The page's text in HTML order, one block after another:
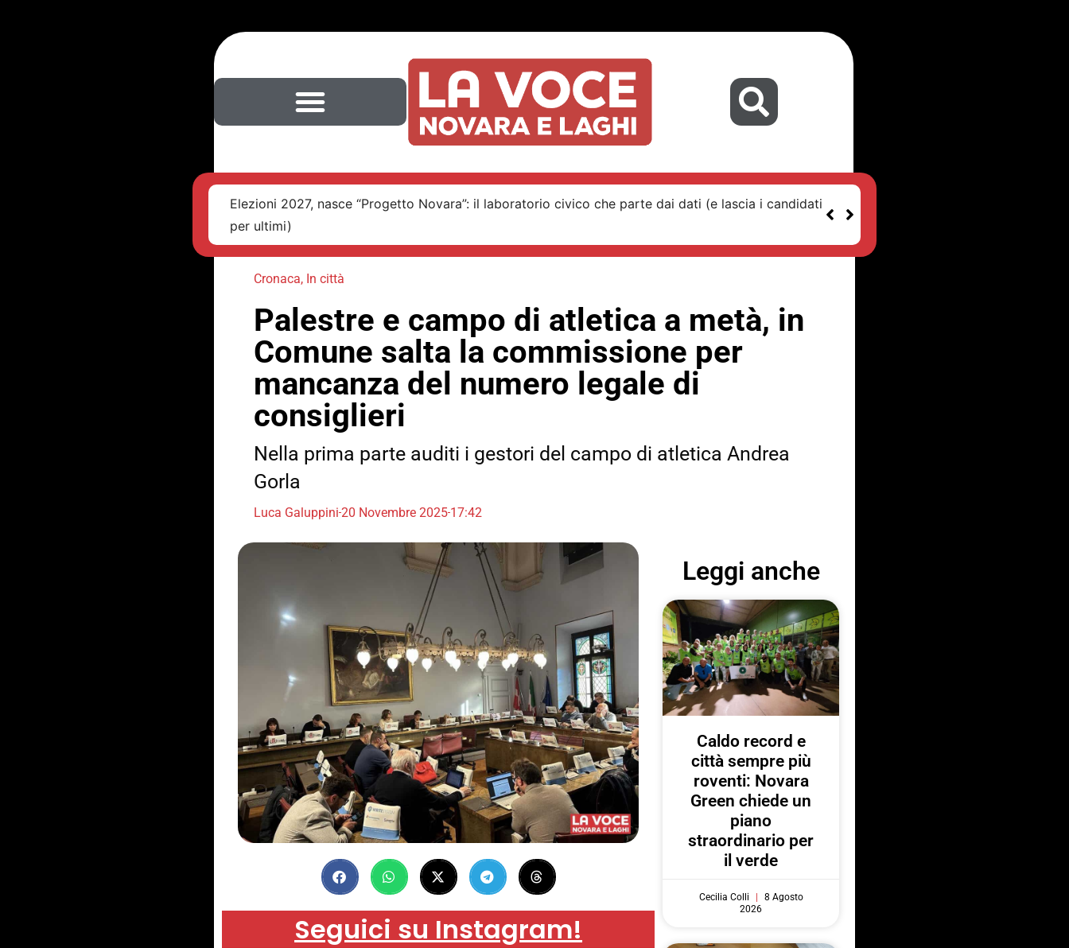
Elezioni 2027, nasce “Progetto Novara”: il laboratorio civico che parte dai dati (e lascia i candidati
per ultimi)
Cronaca, In città
Palestre e campo di atletica a metà, in
Comune salta la commissione per
mancanza del numero legale di
consiglieri
Nella prima parte auditi i gestori del campo di atletica Andrea
Gorla
Luca Galuppini20 Novembre 202517:42
Seguici su Instagram!
Leggi anche
Caldo record e
città sempre più
roventi: Novara
Green chiede un
piano
straordinario per
il verde
Cecilia Colli
8 Agosto
2026